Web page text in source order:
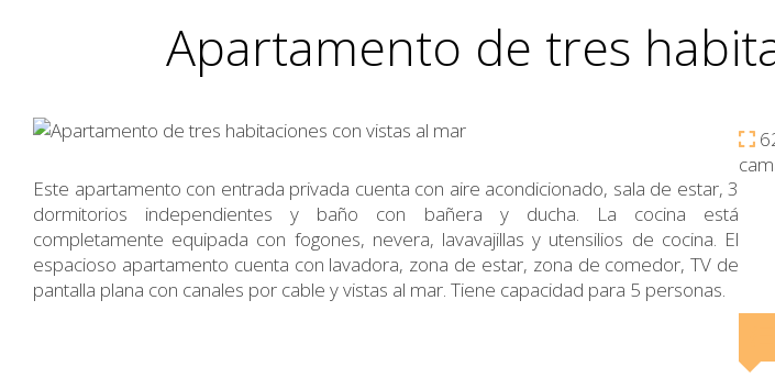
Apartamento de tres
Este apartamento con entrada privada cuenta con aire acondicionado, sala de estar, 3
dormitorios independientes y baño con bañera y ducha. La cocina está
completamente equipada con fogones, nevera, lavavajillas y utensilios de cocina. El
espacioso apartamento cuenta con lavadora, zona de estar, zona de comedor, TV de
pantalla plana con canales por cable y vistas al mar. Tiene capacidad para 5 personas.